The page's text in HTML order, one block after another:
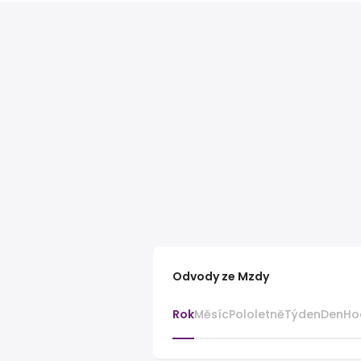
Odvody ze Mzdy
RokMěsícPololetněTýdenDen